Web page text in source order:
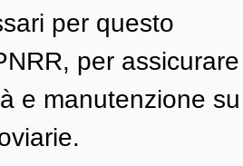
per questo
per assicurare
e manutenzione su